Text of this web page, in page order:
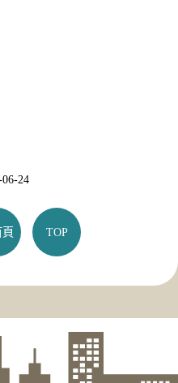
24
頁 TOP